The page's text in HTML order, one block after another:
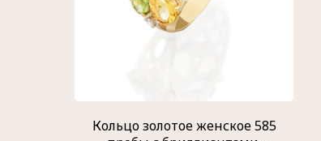
Кольцо золотое женское 585